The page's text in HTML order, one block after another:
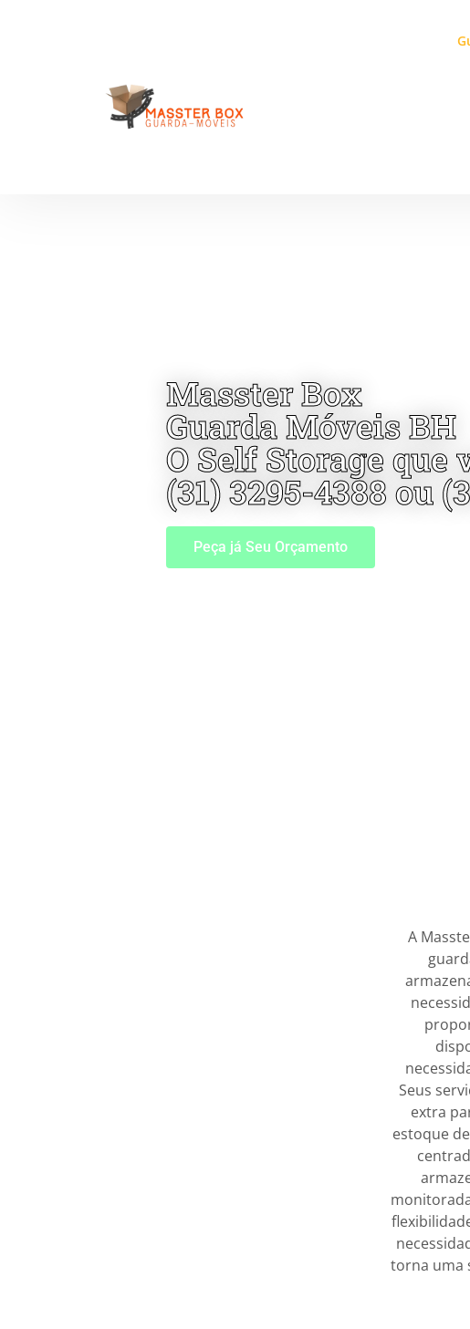
Masster Box
Guarda Móveis BH
O Self Storage
(31) 3295-4388 ou
Peça já Seu Orçamento
A
Seus
extra
estoque
torna uma